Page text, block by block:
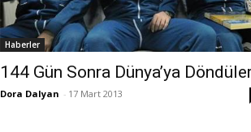
Haberler
144 Gün Sonra Dünya’ya
Dora Dalyan - 17 Mart 2013